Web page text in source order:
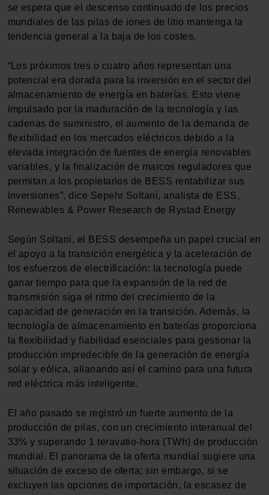
se espera que el descenso continuado de los precios
mundiales de las pilas de iones de litio mantenga la
tendencia general a la baja de los costes.
“Los próximos tres o cuatro años representan una
potencial era dorada para la inversión en el sector del
almacenamiento de energía en baterías. Esto viene
impulsado por la maduración de la tecnología y las
cadenas de suministro, el aumento de la demanda de
flexibilidad en los mercados eléctricos debido a la
elevada integración de fuentes de energía renovables
variables, y la finalización de marcos reguladores que
permitan a los propietarios de BESS rentabilizar sus
inversiones”, dice Sepehr Soltani, analista de ESS,
Renewables & Power Research de Rystad Energy
Según Soltani, el BESS desempeña un papel crucial en
el apoyo a la transición energética y la aceleración de
los esfuerzos de electrificación: la tecnología puede
ganar tiempo para que la expansión de la red de
transmisión siga el ritmo del crecimiento de la
capacidad de generación en la transición. Además, la
tecnología de almacenamiento en baterías proporciona
la flexibilidad y fiabilidad esenciales para gestionar la
producción impredecible de la generación de energía
solar y eólica, allanando así el camino para una futura
red eléctrica más inteligente.
El año pasado se registró un fuerte aumento de la
producción de pilas, con un crecimiento interanual del
33% y superando 1 teravatio-hora (TWh) de producción
mundial. El panorama de la oferta mundial sugiere una
situación de exceso de oferta; sin embargo, si se
excluyen las opciones de importación, la escasez de